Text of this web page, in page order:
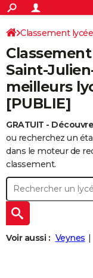
ACTUALITÉS
Politique
Société
Faits Divers
Education
Monde
Villes
+
SPORT
Coupe du monde 2026
Football
Tennis
Cyclisme
Rugby
Forum
CULTURE
Programme TV
TNT
Streaming
Cinéma
Sorties cinéma
Musique
+
FINANCE
Retraite
Impôts
Epargne
Immobilier
Risques naturels par
Banque
Assurance
Crédit
AUTO
Réserver un essai
Citadines
Berlines
Forum auto
HIGH-TECH
BRICOLAGE
Aménagement intérieur
Cuisine
Jardinage
+ WEEK-END
Guides de France
Escapades
Patrimoine
Expositions
Musées
Week-end nature
+
LIFESTYLE
SANTE
Classement
Saint-
meilleurs
[PUBLIE]
GRATUIT -
ou recherchez un
dans le moteur de
classement.
Voir aussi : Veynes